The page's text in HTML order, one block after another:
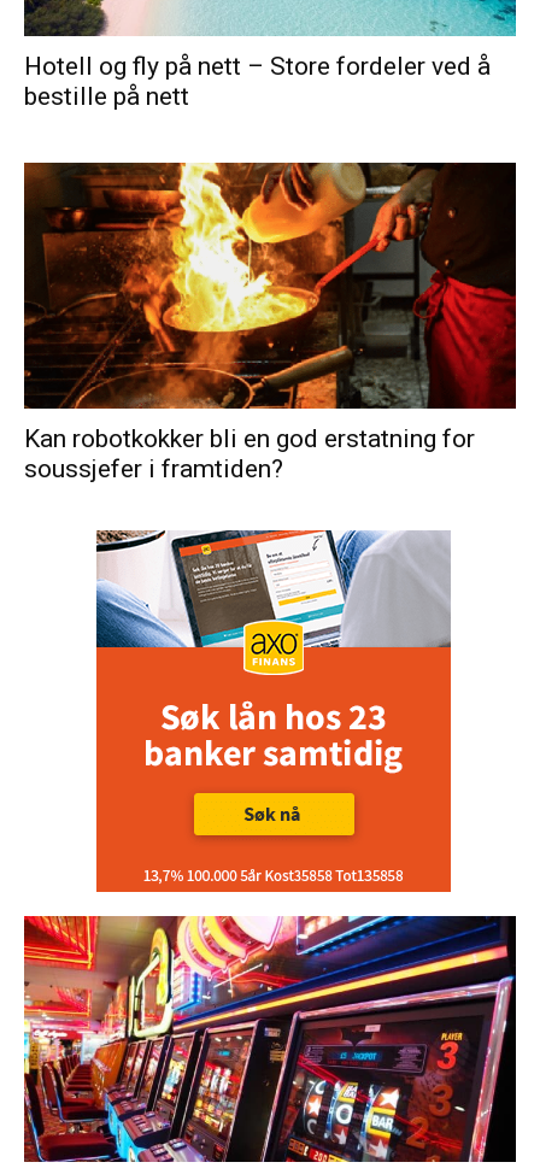
Hotell og fly på nett – Store fordeler ved å
bestille på nett
Kan robotkokker bli en god erstatning for
soussjefer i framtiden?